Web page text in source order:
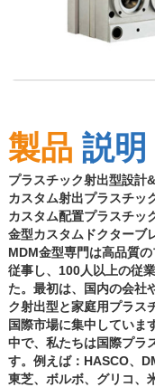
製品 説明
プラスチック射出型設計
カスタム射出プラスチッ
カスタム配置プラスチッ
金型カスタムドクターブ
MDM金型専門は高品質
従事し、100人以上の従
た。最初は、国内の会社
ク射出型と家庭用プラス
国際市場に集中していま
中で、私たちは国際プラ
す。例えば：HASCO、
東芝、ボルボ、グリコ、